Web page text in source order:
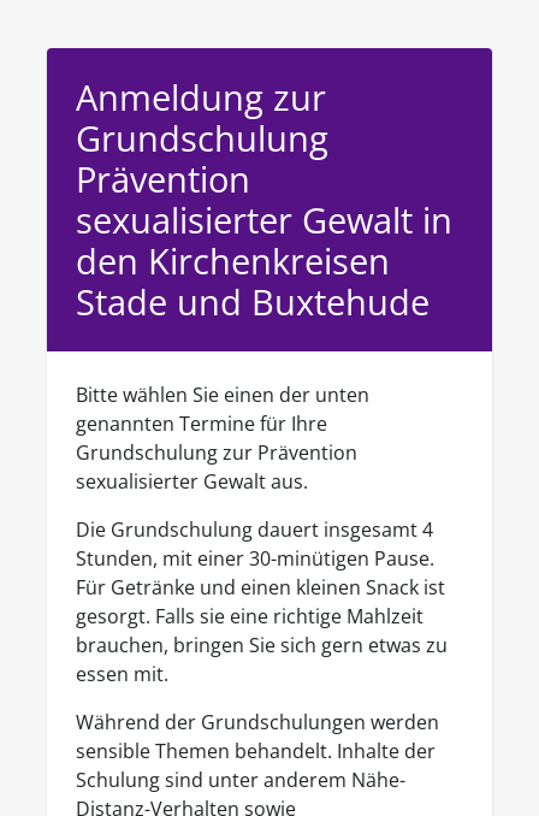
Anmeldung zur
Grundschulung
Prävention
sexualisierter Gewalt in
den Kirchenkreisen
Stade und Buxtehude
Bitte wählen Sie einen der unten
genannten Termine für Ihre
Grundschulung zur Prävention
sexualisierter Gewalt aus.
Die Grundschulung dauert insgesamt 4
Stunden, mit einer 30-minütigen Pause.
Für Getränke und einen kleinen Snack ist
gesorgt. Falls sie eine richtige Mahlzeit
brauchen, bringen Sie sich gern etwas zu
essen mit.
Während der Grundschulungen werden
sensible Themen behandelt. Inhalte der
Schulung sind unter anderem Nähe-
Distanz-Verhalten sowie